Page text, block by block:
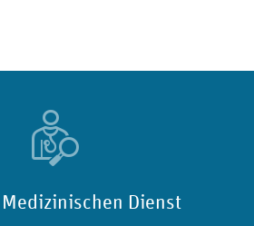
Dienst